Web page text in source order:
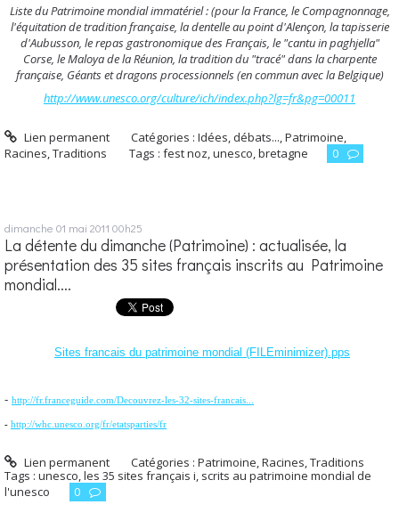
Liste du Patrimoine mondial immatériel : (pour la France, le Compagnonnage,
l'équitation de tradition française, la dentelle au point d'Alençon, la tapisserie
d'Aubusson, le repas gastronomique des Français, le "cantu in paghjella"
Corse, le Maloya de la Réunion, la tradition du "tracé" dans la charpente
française, Géants et dragons processionnels (en commun avec la Belgique)
http://www.unesco.org/culture/ich/index.php?lg=fr&pg=00011
Lien permanent Catégories :Idées, débats...,Patrimoine,
Racines, Traditions
Tags : fest noz,unesco,bretagne 0
dimanche 01 mai 2011 00h25
La détente du dimanche (Patrimoine) : actualisée, la
présentation des 35 sites français inscrits au Patrimoine
mondial....
Sites francais du patrimoine mondial (FILEminimizer).pps
- http://fr.franceguide.com/Decouvrez-les-32-sites-francais...
- http://whc.unesco.org/fr/etatsparties/fr
Lien permanent Catégories :Patrimoine, Racines, Traditions
Tags : unesco,les 35 sites français i, scrits au patrimoine mondial de
l'unesco
0